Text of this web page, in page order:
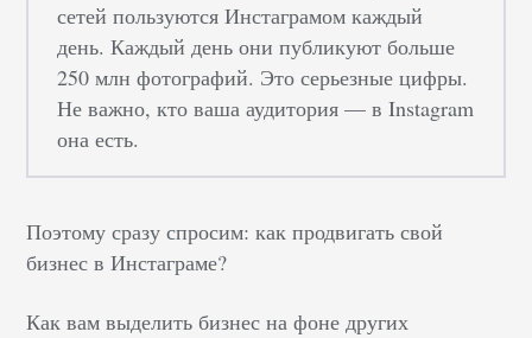
сетей пользуются Инстаграмом каждый
день. Каждый день они публикуют больше
250 млн фотографий. Это серьезные цифры.
Не важно, кто ваша аудитория — в Instagram
она есть.
Поэтому сразу спросим: как продвигать свой
бизнес в Инстаграме?
Как вам выделить бизнес на фоне других